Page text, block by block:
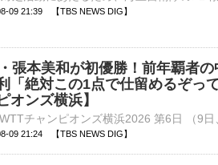
09 21:39 【TBS NEWS DIG】
張本美和が初優勝！前年覇者
「絶対この1点で仕留めるぞっ
オンズ横浜】
09 21:24 【TBS NEWS DIG】